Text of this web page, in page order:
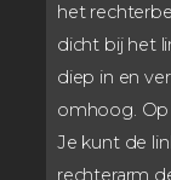
het
dicht bij het
diep in en
omhoog. Op
Je kunt de
rechterarm